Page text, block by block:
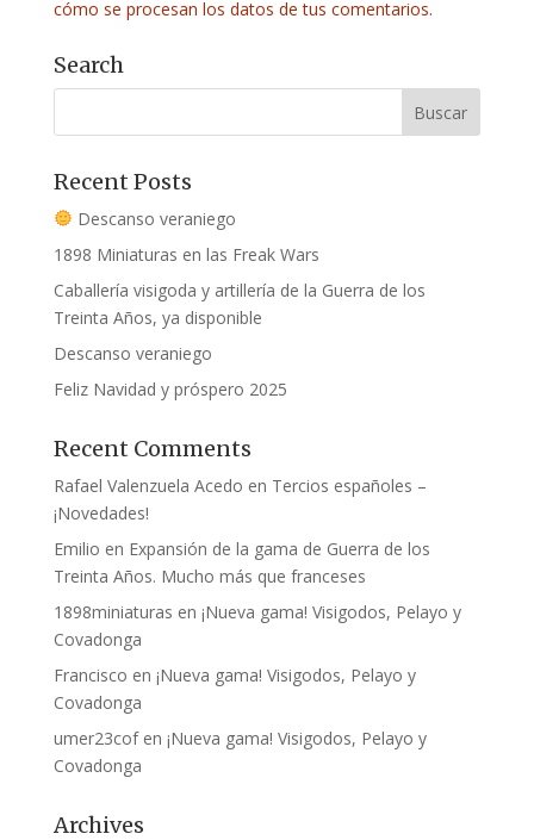
cómo se procesan los datos de tus comentarios.
Search
Recent Posts
Descanso veraniego
1898 Miniaturas en las Freak Wars
Caballería visigoda y artillería de la Guerra de los
Treinta Años, ya disponible
Descanso veraniego
Feliz Navidad y próspero 2025
Recent Comments
Rafael Valenzuela Acedo en Tercios españoles –
¡Novedades!
Emilio en Expansión de la gama de Guerra de los
Treinta Años. Mucho más que franceses
1898miniaturas en ¡Nueva gama! Visigodos, Pelayo y
Covadonga
Francisco en ¡Nueva gama! Visigodos, Pelayo y
Covadonga
umer23cofen ¡Nueva gama! Visigodos, Pelayo y
Covadonga
Archives